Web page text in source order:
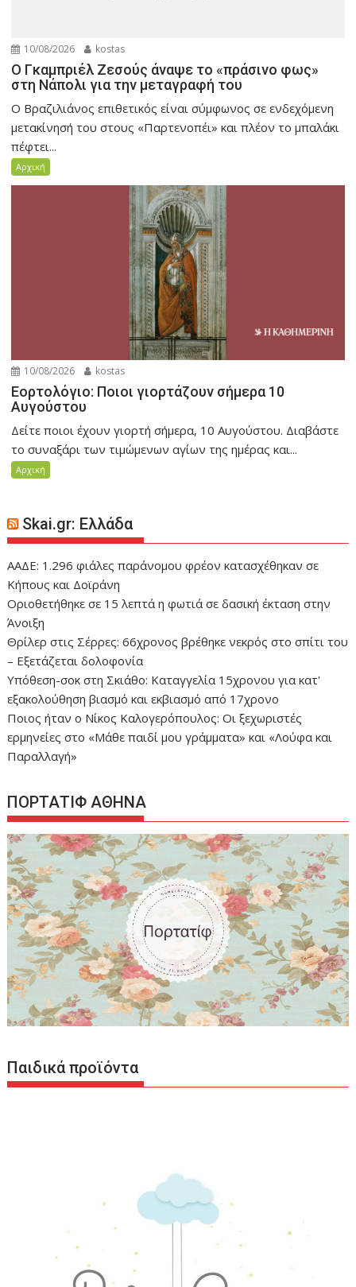
10/08/2026 kostas
O Γκαμπριέλ Ζεσούς άναψε το «πράσινο φως»
στη Νάπολι για την μεταγραφή του
Ο Βραζιλιάνος επιθετικός είναι σύμφωνος σε ενδεχόμενη
μετακίνησή του στους «Παρτενοπέι» και πλέον το μπαλάκι
πέφτει...
Αρχική
10/08/2026 kostas
Εορτολόγιο: Ποιοι γιορτάζουν σήμερα 10
Αυγούστου
Δείτε ποιοι έχουν γιορτή σήμερα, 10 Αυγούστου. Διαβάστε
το συναξάρι των τιμώμενων αγίων της ημέρας και...
Αρχική
Skai.gr: Ελλάδα
ΑΑΔΕ: 1.296 φιάλες παράνομου φρέον κατασχέθηκαν σε
Κήπους και Δοϊράνη
Οριοθετήθηκε σε 15 λεπτά η φωτιά σε δασική έκταση στην
Άνοιξη
Θρίλερ στις Σέρρες: 66χρονος βρέθηκε νεκρός στο σπίτι του
– Εξετάζεται δολοφονία
Υπόθεση-σοκ στη Σκιάθο: Καταγγελία 15χρονου για κατ'
εξακολούθηση βιασμό και εκβιασμό από 17χρονο
Ποιος ήταν ο Νίκος Καλογερόπουλος: Οι ξεχωριστές
ερμηνείες στο «Μάθε παιδί μου γράμματα» και «Λούφα και
Παραλλαγή»
ΠΟΡΤΑΤΙΦ ΑΘΗΝΑ
Παιδικά προϊόντα